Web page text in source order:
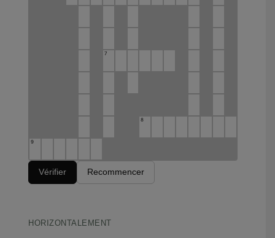
7
8
9
Vérifier Recommencer
HORIZONTALEMENT